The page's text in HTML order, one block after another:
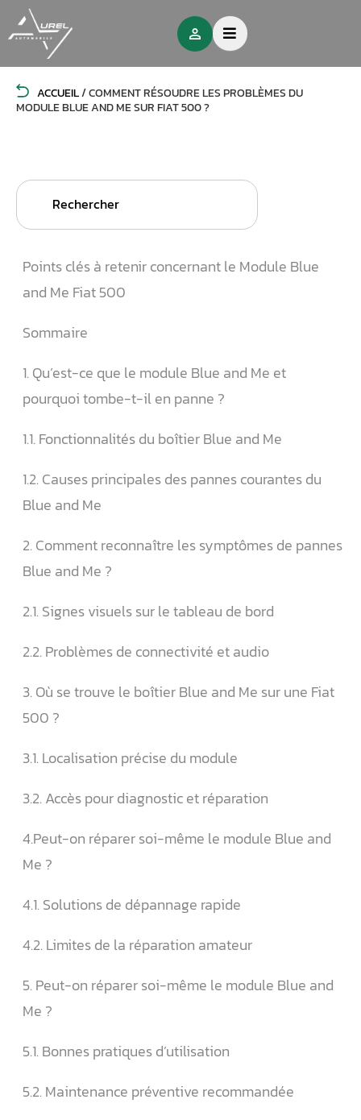
ACCUEIL/COMMENT RÉSOUDRE LES PROBLÈMES DU
MODULE BLUE AND ME SUR FIAT 500 ?
Search
Points clés à retenir concernant le Module Blue
and Me Fiat 500
Sommaire
1. Qu’est-ce que le module Blue and Me et
pourquoi tombe-t-il en panne ?
1.1. Fonctionnalités du boîtier Blue and Me
1.2. Causes principales des pannes courantes du
Blue and Me
2. Comment reconnaître les symptômes de pannes
Blue and Me ?
2.1. Signes visuels sur le tableau de bord
2.2. Problèmes de connectivité et audio
3. Où se trouve le boîtier Blue and Me sur une Fiat
500 ?
3.1. Localisation précise du module
3.2. Accès pour diagnostic et réparation
4.Peut-on réparer soi-même le module Blue and
Me ?
4.1. Solutions de dépannage rapide
4.2. Limites de la réparation amateur
5. Peut-on réparer soi-même le module Blue and
Me ?
5.1. Bonnes pratiques d’utilisation
5.2. Maintenance préventive recommandée